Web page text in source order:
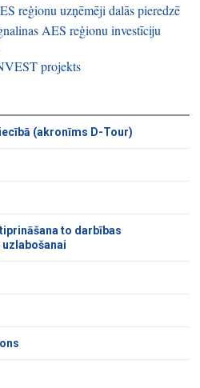
reģionu uzņēmēji dalās pieredzē
AES reģionu investīciju
projekts
(akronīms D-Tour)
to darbības